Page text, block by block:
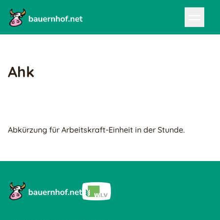
Ahk
Abkürzung für Arbeitskraft-Einheit in der Stunde.